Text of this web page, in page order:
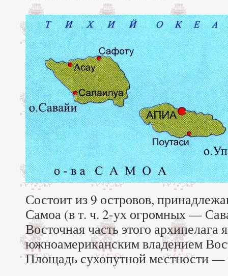
Состоит из 9 островов,
Самоа (в т. ч. 2-ух огромных —
Восточная часть этого архипелага
южноамериканским владением
Площадь сухопутной местности —